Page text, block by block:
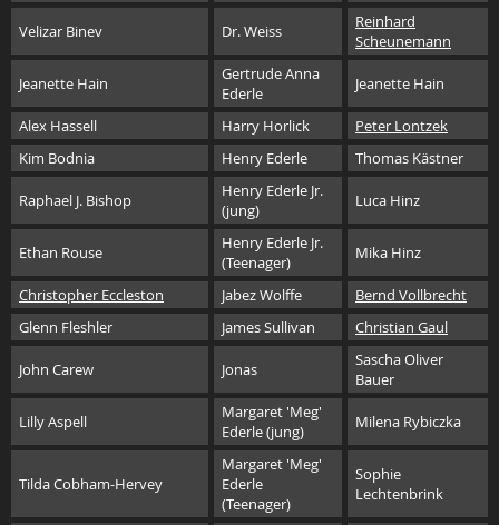
Velizar Binev Dr. Weiss
Reinhard
Scheunemann
Jeanette Hain
Gertrude Anna
Ederle
Jeanette Hain
Alex Hassell Harry Horlick
Peter Lontzek
Kim Bodnia
Henry Ederle Thomas Kästner
Raphael J. Bishop
Henry Ederle Jr.
(jung)
Luca Hinz
Ethan Rouse
Henry Ederle Jr.
(Teenager)
Mika Hinz
Christopher Eccleston Jabez Wolffe
Bernd Vollbrecht
Glenn Fleshler
James Sullivan Christian Gaul
John Carew Jonas
Sascha Oliver
Bauer
Lilly Aspell
Margaret 'Meg'
Ederle (jung)
Milena Rybiczka
Tilda Cobham-Hervey
Margaret 'Meg'
Ederle
(Teenager)
Sophie
Lechtenbrink